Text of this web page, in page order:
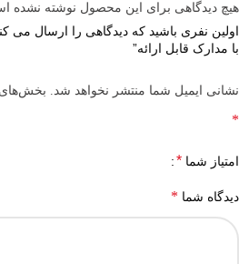
هیچ دیدگاهی برای این محصول نوشته نشده
اولین نفری باشید که دیدگاهی را ارسال می
با مدارک قابل ارائه”
نشانی ایمیل شما منتشر نخواهد شد. بخش‌های
*
امتیاز شما *
دیدگاه شما *